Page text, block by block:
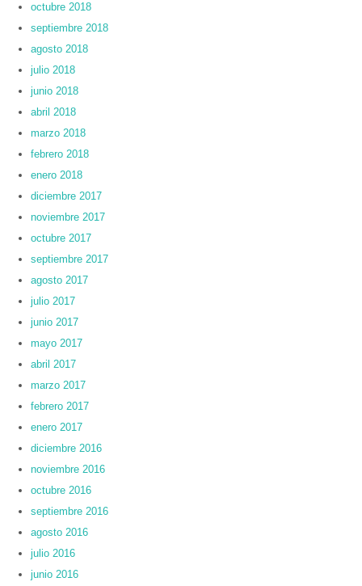
octubre 2018
septiembre 2018
agosto 2018
julio 2018
junio 2018
abril 2018
marzo 2018
febrero 2018
enero 2018
diciembre 2017
noviembre 2017
octubre 2017
septiembre 2017
agosto 2017
julio 2017
junio 2017
mayo 2017
abril 2017
marzo 2017
febrero 2017
enero 2017
diciembre 2016
noviembre 2016
octubre 2016
septiembre 2016
agosto 2016
julio 2016
junio 2016